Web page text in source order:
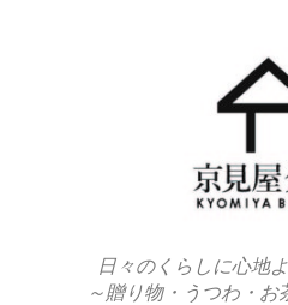
日々のくらしに心地
～贈り物・うつわ・お